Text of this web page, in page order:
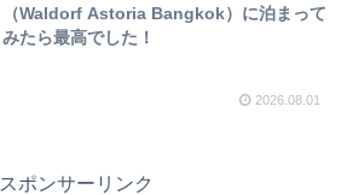
（Waldorf Astoria Bangkok）に泊まって
みたら最高でした！
2026.08.01
スポンサーリンク